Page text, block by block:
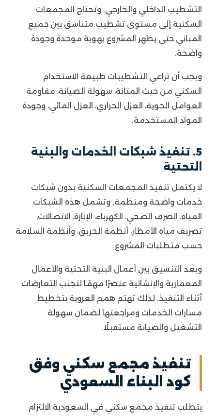
التشطيب الداخلي والخارجي. وتحتاج المجمعات
السكنية إلى مستوى تشطيب متناسق بين جميع
المباني حتى يظهر المشروع بهوية موحدة وجودة
واضحة.
ويجب أن تراعي التشطيبات طبيعة الاستخدام
السكني من حيث المتانة، سهولة الصيانة، مقاومة
العوامل الجوية، العزل الحراري، العزل المائي، وجودة
المواد المستخدمة.
5. تنفيذ شبكات الخدمات والبنية
التحتية
لا يكتمل تنفيذ المجمعات السكنية بدون شبكات
خدمات واضحة ومنظمة. وتشمل هذه الشبكات
المياه، الصرف الصحي، الكهرباء، الإنارة، الاتصالات،
تصريف مياه الأمطار، أنظمة الحريق، وأنظمة السلامة
حسب متطلبات المشروع.
ويعد التنسيق بين أعمال البنية التحتية والأعمال
المعمارية والإنشائية عنصرًا مهمًا لتجنب التعارضات
أثناء التنفيذ. لذلك تهتم همم العروبة بتخطيط
مسارات الخدمات ومراجعتها لضمان سهولة
التشغيل والصيانة مستقبلًا.
تنفيذ مجمع سكني وفق
كود البناء السعودي
يتطلب تنفيذ مجمع سكني في السعودية الالتزام